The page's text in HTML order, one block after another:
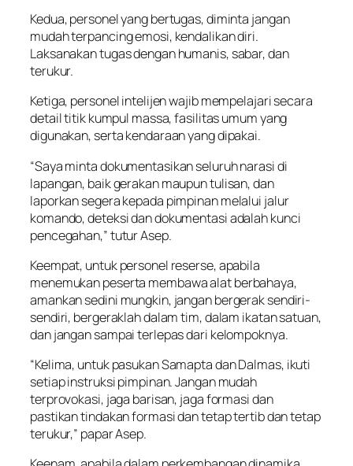
Kedua, personel yang bertugas, diminta jangan
mudah terpancing emosi, kendalikan diri.
Laksanakan tugas dengan humanis, sabar, dan
terukur.
Ketiga, personel intelijen wajib mempelajari secara
detail titik kumpul massa, fasilitas umum yang
digunakan, serta kendaraan yang dipakai.
“Saya minta dokumentasikan seluruh narasi di
lapangan, baik gerakan maupun tulisan, dan
laporkan segera kepada pimpinan melalui jalur
komando, deteksi dan dokumentasi adalah kunci
pencegahan,” tutur Asep.
Keempat, untuk personel reserse, apabila
menemukan peserta membawa alat berbahaya,
amankan sedini mungkin, jangan bergerak sendiri-
sendiri, bergeraklah dalam tim, dalam ikatan satuan,
dan jangan sampai terlepas dari kelompoknya.
“Kelima, untuk pasukan Samapta dan Dalmas, ikuti
setiap instruksi pimpinan. Jangan mudah
terprovokasi, jaga barisan, jaga formasi dan
pastikan tindakan formasi dan tetap tertib dan tetap
terukur,” papar Asep.